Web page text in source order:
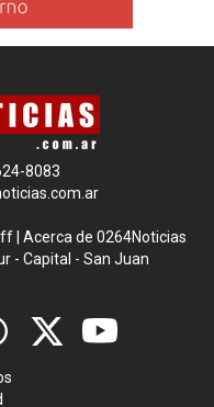
8083
|Acerca de 0264Noticias
- Capital - San Juan